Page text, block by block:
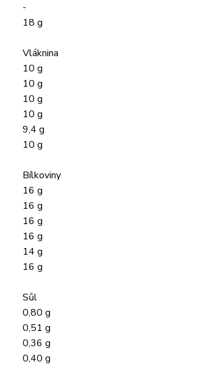
-
18 g
Vláknina
10 g
10 g
10 g
10 g
9,4 g
10 g
Bílkoviny
16 g
16 g
16 g
16 g
14 g
16 g
Sůl
0,80 g
0,51 g
0,36 g
0,40 g